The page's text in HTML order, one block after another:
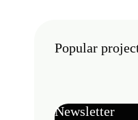
Popular
Newsletter